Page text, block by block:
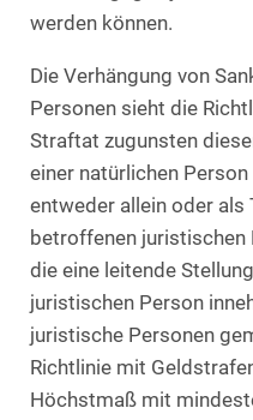
werden können.
Die Verhängung von
Personen sieht die
Straftat zugunsten
einer natürlichen
entweder allein oder als
betroffenen juristischen
die eine leitende
juristischen Person
juristische Personen
Richtlinie mit
Höchstmaß mit